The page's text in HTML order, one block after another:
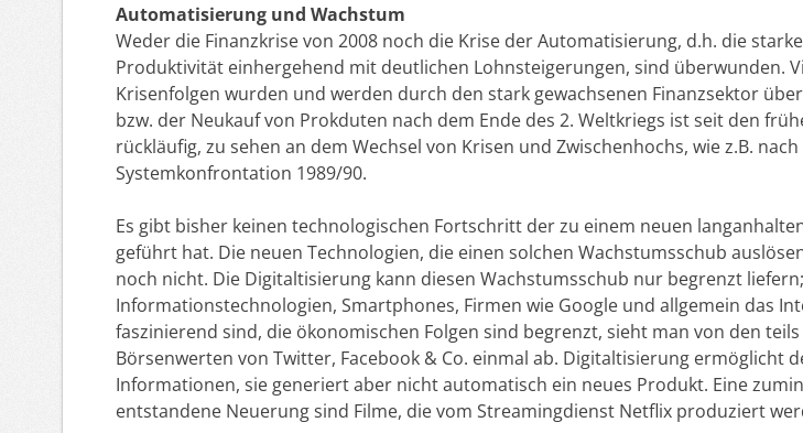
Automatisierung und Wachstum
Weder die Finanzkrise von 2008 noch die Krise der Automatisierung, d.h. die
Produktivität einhergehend mit deutlichen Lohnsteigerungen, sind überwunden.
Krisenfolgen wurden und werden durch den stark gewachsenen Finanzsektor
bzw. der Neukauf von Prokduten nach dem Ende des 2. Weltkriegs ist seit den
rückläufig, zu sehen an dem Wechsel von Krisen und Zwischenhochs, wie z.B.
Systemkonfrontation 1989/90.
Es gibt bisher keinen technologischen Fortschritt der zu einem neuen
geführt hat. Die neuen Technologien, die einen solchen Wachstumsschub
noch nicht. Die Digitaltisierung kann diesen Wachstumsschub nur begrenzt
Informationstechnologien, Smartphones, Firmen wie Google und allgemein das
faszinierend sind, die ökonomischen Folgen sind begrenzt, sieht man von den
Börsenwerten von Twitter, Facebook & Co. einmal ab. Digitaltisierung ermöglicht
Informationen, sie generiert aber nicht automatisch ein neues Produkt. Eine
entstandene Neuerung sind Filme, die vom Streamingdienst Netflix produziert